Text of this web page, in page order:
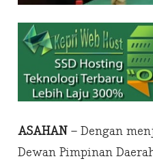
ASAHAN – Dengan
Dewan Pimpinan